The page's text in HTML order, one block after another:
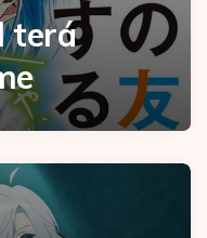
terá